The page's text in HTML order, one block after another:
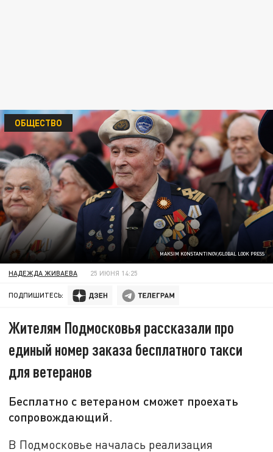
MAKSIM KONSTANTINOV/GLOBAL LOOK PRESS
ОБЩЕСТВО
НАДЕЖДА ЖИВАЕВА 25 ИЮНЯ 14:25
ПОДПИШИТЕСЬ:
Жителям Подмосковья рассказали про
единый номер заказа бесплатного такси
для ветеранов
Бесплатно с ветераном сможет проехать
сопровождающий.
В Подмосковье началась реализация